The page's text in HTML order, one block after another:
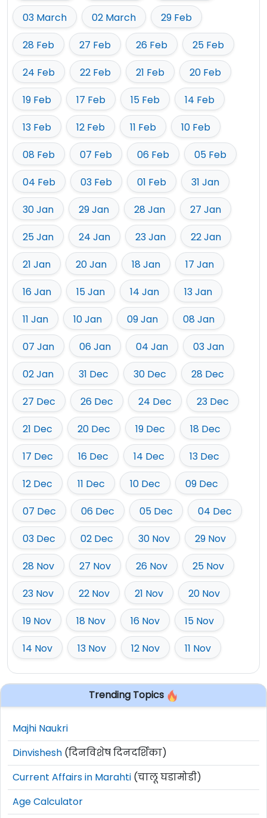
03 March 02 March
29 Feb
28 Feb
27 Feb 26 Feb
25 Feb
24 Feb
22 Feb 21 Feb
20 Feb
19 Feb
17 Feb 15 Feb
14 Feb
13 Feb
12 Feb 11 Feb
10 Feb
08 Feb
07 Feb 06 Feb
05 Feb
04 Feb
03 Feb 01 Feb
31 Jan
30 Jan
29 Jan 28 Jan
27 Jan
25 Jan
24 Jan 23 Jan
22 Jan
21 Jan
20 Jan 18 Jan
17 Jan
16 Jan
15 Jan 14 Jan
13 Jan
11 Jan
10 Jan 09 Jan
08 Jan
07 Jan
06 Jan 04 Jan
03 Jan
02 Jan
31 Dec 30 Dec
28 Dec
27 Dec
26 Dec 24 Dec
23 Dec
21 Dec
20 Dec 19 Dec
18 Dec
17 Dec
16 Dec 14 Dec
13 Dec
12 Dec
11 Dec 10 Dec
09 Dec
07 Dec
06 Dec 05 Dec
04 Dec
03 Dec
02 Dec 30 Nov
29 Nov
28 Nov
27 Nov 26 Nov
25 Nov
23 Nov
22 Nov 21 Nov
20 Nov
19 Nov
18 Nov 16 Nov
15 Nov
14 Nov
13 Nov 12 Nov 11 Nov
Trending Topics
Majhi Naukri
Dinvishesh (दिनविशेष दिनदर्शिका)
Current Affairs in Marahti (चालू घडामोडी)
Age Calculator